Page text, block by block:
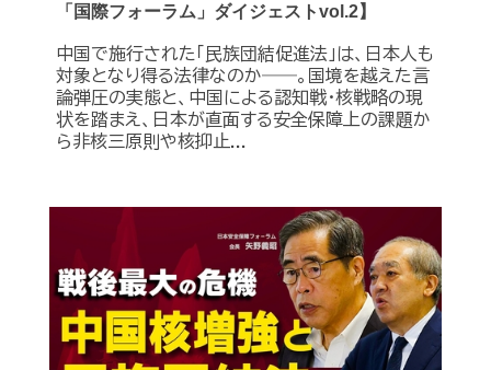
「国際フォーラム」ダイジェストvol.2】
中国で施行された「民族団結促進法」は、日本人も
対象となり得る法律なのか――。国境を越えた言
論弾圧の実態と、中国による認知戦・核戦略の現
状を踏まえ、日本が直面する安全保障上の課題か
ら非核三原則や核抑止...